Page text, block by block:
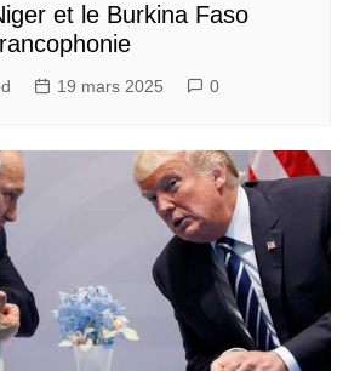
et le Burkina Faso
19 mars 2025 0